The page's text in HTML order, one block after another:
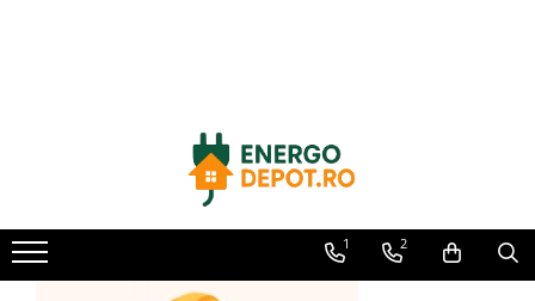
Longi Solar
Optimizatoare panouri
1 2